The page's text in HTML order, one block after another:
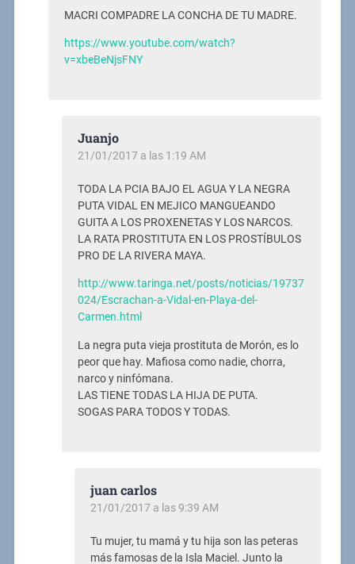
MACRI COMPADRE LA CONCHA DE TU MADRE.
https://www.youtube.com/watch?
v=xbeBeNjsFNY
Juanjo
21/01/2017 a las 1:19 AM
TODA LA PCIA BAJO EL AGUA Y LA NEGRA
PUTA VIDAL EN MEJICO MANGUEANDO
GUITA A LOS PROXENETAS Y LOS NARCOS.
LA RATA PROSTITUTA EN LOS PROSTÍBULOS
PRO DE LA RIVERA MAYA.
http://www.taringa.net/posts/noticias/19737
024/Escrachan-a-Vidal-en-Playa-del-
Carmen.html
La negra puta vieja prostituta de Morón, es lo
peor que hay. Mafiosa como nadie, chorra,
narco y ninfómana.
LAS TIENE TODAS LA HIJA DE PUTA.
SOGAS PARA TODOS Y TODAS.
juan carlos
21/01/2017 a las 9:39 AM
Tu mujer, tu mamá y tu hija son las peteras
más famosas de la Isla Maciel. Junto la